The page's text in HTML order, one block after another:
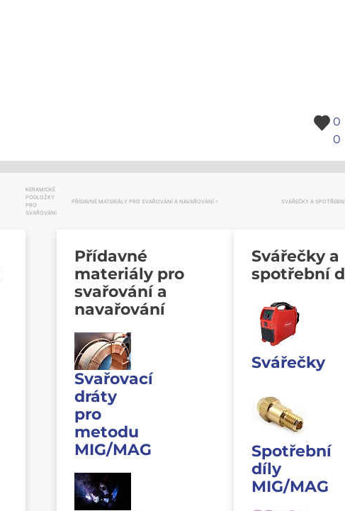
0
0
KERAMICKÉ
PODLOŽKY
PRO
SVAŘOVÁNÍ
PŘÍDAVNÉ MATERIÁLY PRO SVAŘOVÁNÍ A NAVAŘOVÁNÍ
Přídavné
materiály pro
svařování a
navařování
Svařovací
dráty
pro
metodu
MIG/MAG
SVÁŘEČKY A
Svářečky a
spotřební
Svářečky
Spotřební
díly
MIG/MAG